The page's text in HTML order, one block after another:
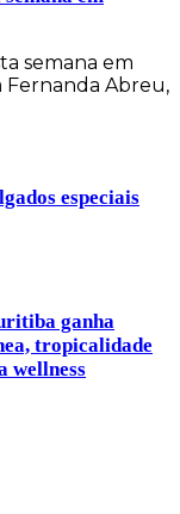
semana em
Fernanda Abreu,
especiais
ganha
tropicalidade
wellness